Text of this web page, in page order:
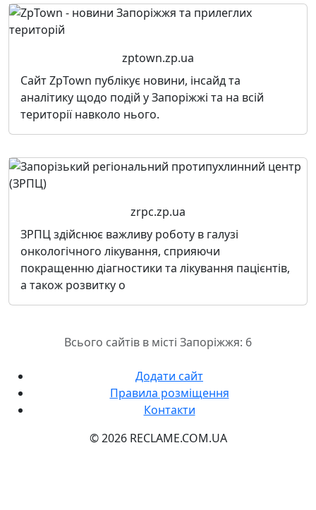
zptown.zp.ua
Сайт ZpTown публікує новини, інсайд та
аналітику щодо подій у Запоріжжі та на всій
території навколо нього.
zrpc.zp.ua
ЗРПЦ здійснює важливу роботу в галузі
онкологічного лікування, сприяючи
покращенню діагностики та лікування пацієнтів,
а також розвитку о
Всього сайтів в місті Запоріжжя: 6
Додати сайт
Правила розміщення
Контакти
© 2026 RECLAME.COM.UA